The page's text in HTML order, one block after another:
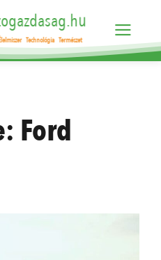
Technológia Természet
Ford